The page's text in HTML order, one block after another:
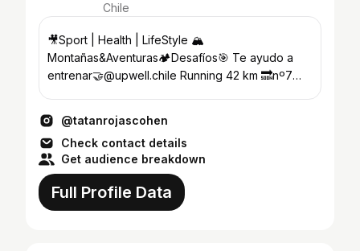
Chile
🎥Sport | Health | LifeStyle 🏔️
Montañas&Aventuras🏕️Desafíos🎯 Te ayudo a
entrenar🤝@upwell.chile Running 42 km 🔜nº7
@tatanrojascohen
Check contact details
Get audience breakdown
Full Profile Data